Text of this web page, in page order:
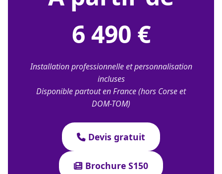
6 490 €
Installation professionnelle et personnalisation
incluses
Disponible partout en France (hors Corse et
DOM-TOM)
Devis gratuit
Brochure S150